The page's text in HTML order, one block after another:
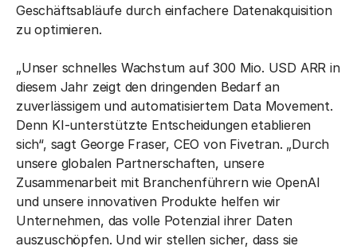
Geschäftsabläufe durch einfachere Datenakquisition
zu optimieren.
„Unser schnelles Wachstum auf 300 Mio. USD ARR in
diesem Jahr zeigt den dringenden Bedarf an
zuverlässigem und automatisiertem Data Movement.
Denn KI-unterstützte Entscheidungen etablieren
sich“, sagt George Fraser, CEO von Fivetran. „Durch
unsere globalen Partnerschaften, unsere
Zusammenarbeit mit Branchenführern wie OpenAI
und unsere innovativen Produkte helfen wir
Unternehmen, das volle Potenzial ihrer Daten
auszuschöpfen. Und wir stellen sicher, dass sie